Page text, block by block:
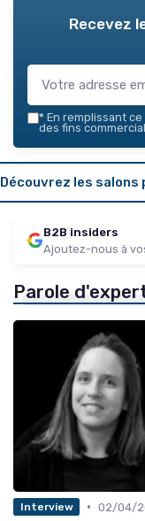
Recevez
* En remplissant ce
des fins
Découvrez les
B2B insiders
Ajoutez-nous à
Parole
Interview • 02/04/